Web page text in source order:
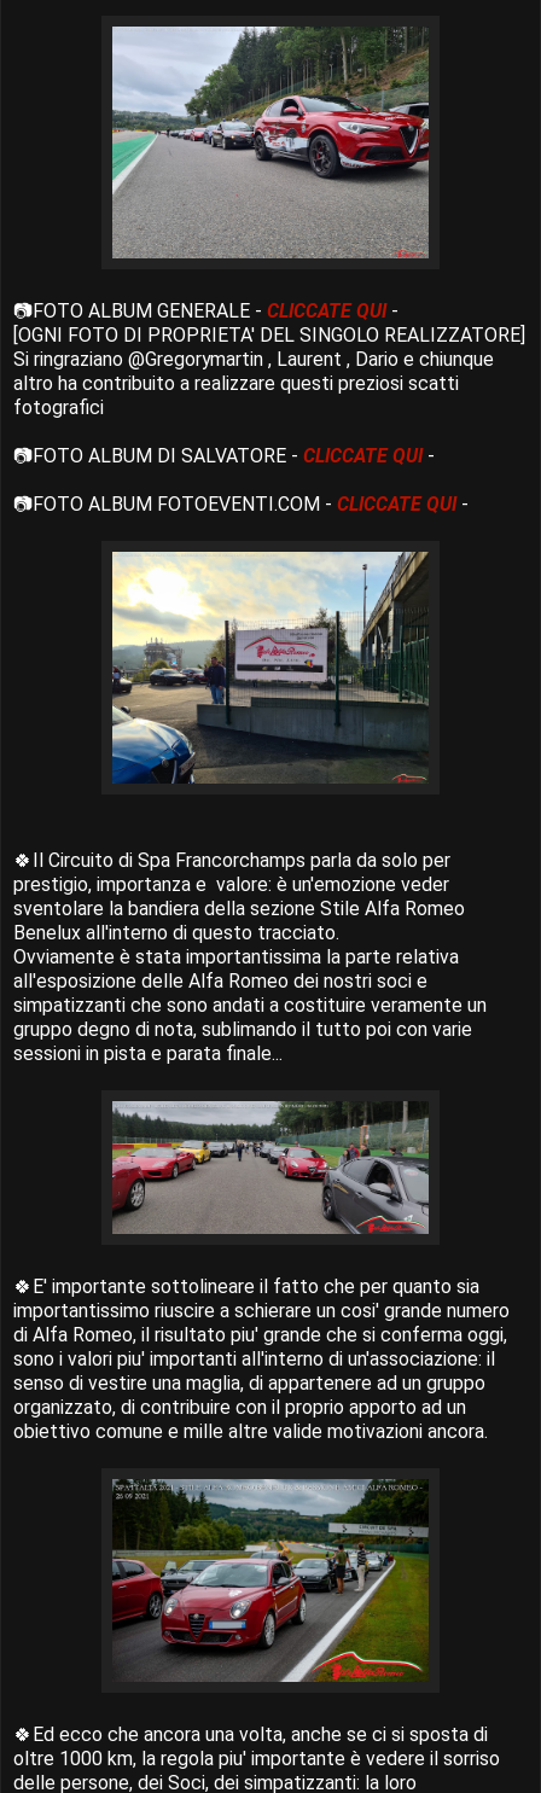
📷FOTO ALBUM GENERALE - CLICCATE QUI-
[OGNI FOTO DI PROPRIETA' DEL SINGOLO REALIZZATORE]
Si ringraziano @Gregorymartin , Laurent , Dario e chiunque
altro ha contribuito a realizzare questi preziosi scatti
fotografici
📷FOTO ALBUM DI SALVATORE - CLICCATE QUI -
📷FOTO ALBUM FOTOEVENTI.COM - CLICCATE QUI-
🍀Il Circuito di Spa Francorchamps parla da solo per
prestigio, importanza e valore: è un'emozione veder
sventolare la bandiera della sezione Stile Alfa Romeo
Benelux all'interno di questo tracciato.
Ovviamente è stata importantissima la parte relativa
all'esposizione delle Alfa Romeo dei nostri soci e
simpatizzanti che sono andati a costituire veramente un
gruppo degno di nota, sublimando il tutto poi con varie
sessioni in pista e parata finale...
🍀E' importante sottolineare il fatto che per quanto sia
importantissimo riuscire a schierare un cosi' grande numero
di Alfa Romeo, il risultato piu' grande che si conferma oggi,
sono i valori piu' importanti all'interno di un'associazione: il
senso di vestire una maglia, di appartenere ad un gruppo
organizzato, di contribuire con il proprio apporto ad un
obiettivo comune e mille altre valide motivazioni ancora.
🍀Ed ecco che ancora una volta, anche se ci si sposta di
oltre 1000 km, la regola piu' importante è vedere il sorriso
delle persone, dei Soci, dei simpatizzanti: la loro